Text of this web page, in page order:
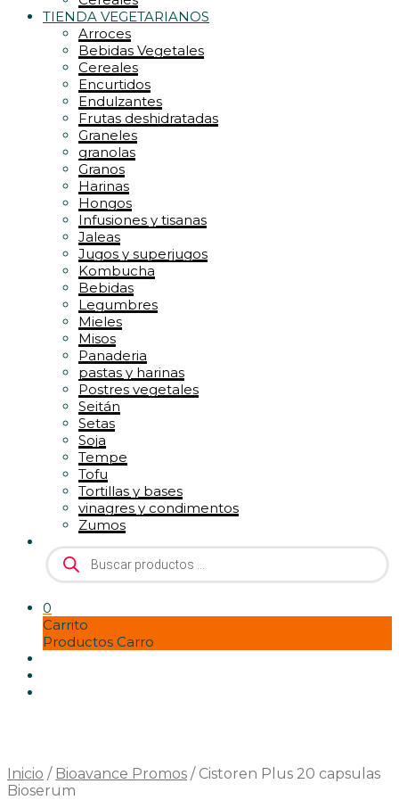
TIENDA VEGETARIANOS
Arroces
Bebidas Vegetales
Cereales
Encurtidos
Endulzantes
Frutas deshidratadas
Graneles
granolas
Granos
Harinas
Hongos
Infusiones y tisanas
Jaleas
Jugos y superjugos
Kombucha
Bebidas
Legumbres
Mieles
Misos
Panaderia
pastas y harinas
Postres vegetales
Seitán
Setas
Soja
Tempe
Tofu
Tortillas y bases
vinagres y condimentos
Zumos
Búsqueda
de
productos
0
Carrito
Productos Carro
Inicio / Bioavance Promos /Cistoren Plus 20 capsulas
Bioserum